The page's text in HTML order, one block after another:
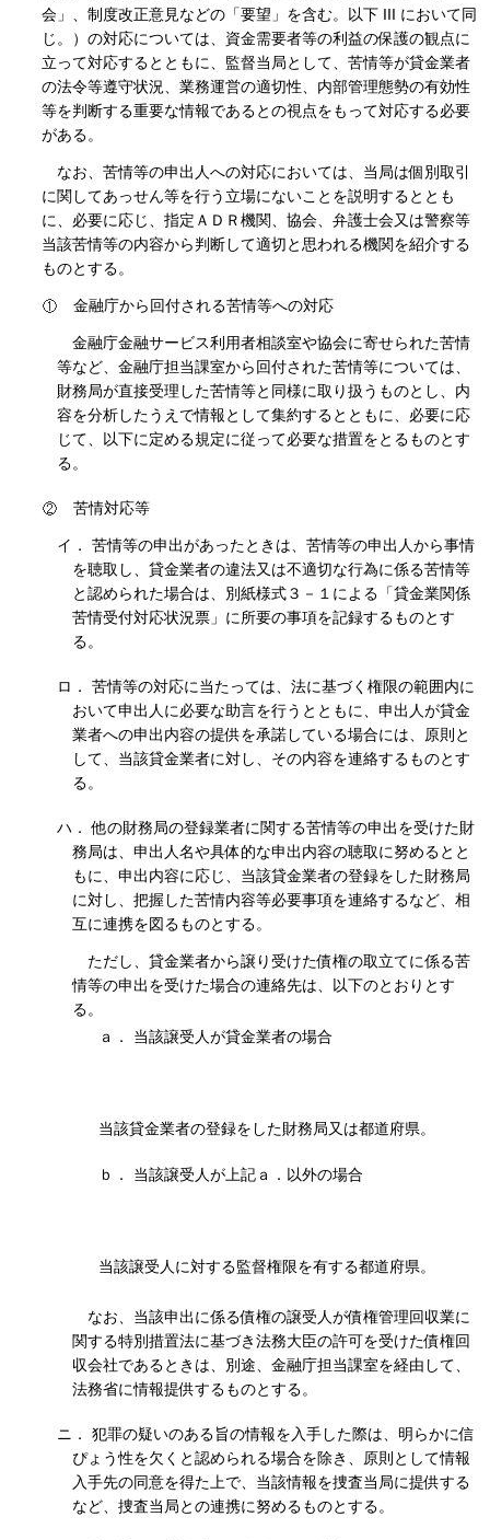
会」、制度改正意見などの「要望」を含む。以下 III において同
じ。）の対応については、資金需要者等の利益の保護の観点に
立って対応するとともに、監督当局として、苦情等が貸金業者
の法令等遵守状況、業務運営の適切性、内部管理態勢の有効性
等を判断する重要な情報であるとの視点をもって対応する必要
がある。
なお、苦情等の申出人への対応においては、当局は個別取引
に関してあっせん等を行う立場にないことを説明するととも
に、必要に応じ、指定ＡＤＲ機関、協会、弁護士会又は警察等
当該苦情等の内容から判断して適切と思われる機関を紹介する
ものとする。
金融庁から回付される苦情等への対応
金融庁金融サービス利用者相談室や協会に寄せられた苦情
等など、金融庁担当課室から回付された苦情等については、
財務局が直接受理した苦情等と同様に取り扱うものとし、内
容を分析したうえで情報として集約するとともに、必要に応
じて、以下に定める規定に従って必要な措置をとるものとす
る。
苦情対応等
イ． 苦情等の申出があったときは、苦情等の申出人から事情
を聴取し、貸金業者の違法又は不適切な行為に係る苦情等
と認められた場合は、別紙様式３－１による「貸金業関係
苦情受付対応状況票」に所要の事項を記録するものとす
る。
ロ． 苦情等の対応に当たっては、法に基づく権限の範囲内に
おいて申出人に必要な助言を行うとともに、申出人が貸金
業者への申出内容の提供を承諾している場合には、原則と
して、当該貸金業者に対し、その内容を連絡するものとす
る。
ハ． 他の財務局の登録業者に関する苦情等の申出を受けた財
務局は、申出人名や具体的な申出内容の聴取に努めるとと
もに、申出内容に応じ、当該貸金業者の登録をした財務局
に対し、把握した苦情内容等必要事項を連絡するなど、相
互に連携を図るものとする。
ただし、貸金業者から譲り受けた債権の取立てに係る苦
情等の申出を受けた場合の連絡先は、以下のとおりとす
る。
ａ． 当該譲受人が貸金業者の場合
当該貸金業者の登録をした財務局又は都道府県。
ｂ． 当該譲受人が上記ａ．以外の場合
当該譲受人に対する監督権限を有する都道府県。
なお、当該申出に係る債権の譲受人が債権管理回収業に
関する特別措置法に基づき法務大臣の許可を受けた債権回
収会社であるときは、別途、金融庁担当課室を経由して、
法務省に情報提供するものとする。
ニ． 犯罪の疑いのある旨の情報を入手した際は、明らかに信
ぴょう性を欠くと認められる場合を除き、原則として情報
入手先の同意を得た上で、当該情報を捜査当局に提供する
など、捜査当局との連携に努めるものとする。